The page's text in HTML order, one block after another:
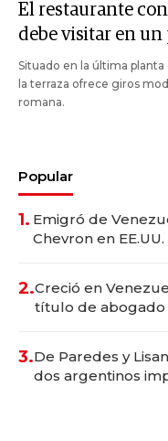
El restaurante
debe visitar en
Situado en la última
la terraza ofrece giros
romana.
Popular
1. Emigró de
Chevron en
2.Creció en
título de abogado
3.De Paredes y
dos argentinos